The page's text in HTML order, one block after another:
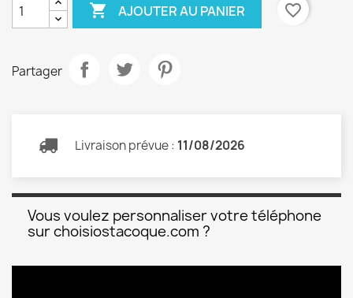
 AJOUTER AU PANIER favorite_border
Partager
Livraison prévue : 11/08/2026
Vous voulez personnaliser votre téléphone
sur choisiostacoque.com ?